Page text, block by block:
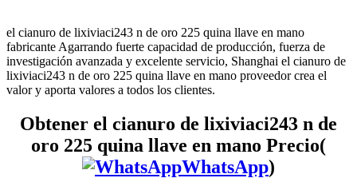
el cianuro de lixiviaci243 n de oro 225 quina llave en mano
fabricante Agarrando fuerte capacidad de producción, fuerza de
investigación avanzada y excelente servicio, Shanghai el cianuro de
lixiviaci243 n de oro 225 quina llave en mano proveedor crea el
valor y aporta valores a todos los clientes.
Obtener el cianuro de lixiviaci243 n de
oro 225 quina llave en mano Precio(
WhatsApp)